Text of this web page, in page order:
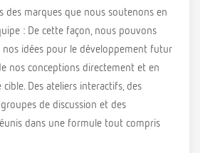
des marques que nous soutenons en
: De cette façon, nous pouvons
idées pour le développement futur
nos conceptions directement et en
Des ateliers interactifs, des
de discussion et des
dans une formule tout compris